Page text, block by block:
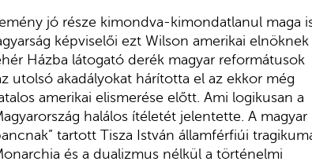
jó része kimondva-kimondatlanul maga
képviselői ezt Wilson amerikai elnöknek
Házba látogató derék magyar reformátusok
utolsó akadályokat hárította el az ekkor még
amerikai elismerése előtt. Ami logikusan a
halálos ítéletét jelentette. A magyar
tartott Tisza István államférfiúi
és a dualizmus nélkül a történelmi